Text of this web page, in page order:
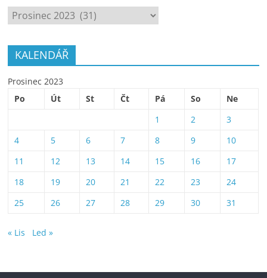
ARCHÍV
KALENDÁŘ
Prosinec 2023
Po
Út St Čt Pá So
Ne
1
2
3
4
5 6 7 8 9
10
11
12 13 14 15 16
17
18
19 20 21 22 23
24
25
26 27 28 29 30 31
« Lis Led »